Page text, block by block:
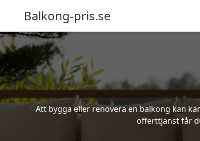
Balkong-pris.se
Att bygga eller renovera en balkong kan
offerttjänst får